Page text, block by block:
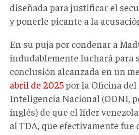
diseñada para justificar el
y ponerle picante a la
En su puja por condenar a
indudablemente luchará para
conclusión alcanzada en un
abril de 2025por la Oficina
Inteligencia Nacional (ODNI,
inglés) de que el líder
al TDA, que efectivamente fue